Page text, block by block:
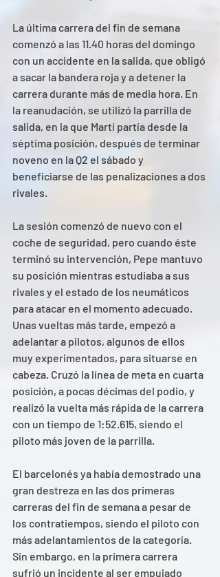
La última carrera del fin de semana
comenzó a las 11.40 horas del domingo
con un accidente en la salida, que obligó
a sacar la bandera roja y a detener la
carrera durante más de media hora. En
la reanudación, se utilizó la parrilla de
salida, en la que Martí partía desde la
séptima posición, después de terminar
noveno en la Q2 el sábado y
beneficiarse de las penalizaciones a dos
rivales.
La sesión comenzó de nuevo con el
coche de seguridad, pero cuando éste
terminó su intervención, Pepe mantuvo
su posición mientras estudiaba a sus
rivales y el estado de los neumáticos
para atacar en el momento adecuado.
Unas vueltas más tarde, empezó a
adelantar a pilotos, algunos de ellos
muy experimentados, para situarse en
cabeza. Cruzó la línea de meta en cuarta
posición, a pocas décimas del podio, y
realizó la vuelta más rápida de la carrera
con un tiempo de 1:52.615, siendo el
piloto más joven de la parrilla.
El barcelonés ya había demostrado una
gran destreza en las dos primeras
carreras del fin de semana a pesar de
los contratiempos, siendo el piloto con
más adelantamientos de la categoría.
Sin embargo, en la primera carrera
sufrió un incidente al ser empujado